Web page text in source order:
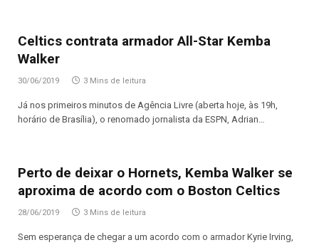
Celtics contrata armador All-Star Kemba
Walker
30/06/2019 3 Mins de leitura
Já nos primeiros minutos de Agência Livre (aberta hoje, às 19h,
horário de Brasília), o renomado jornalista da ESPN, Adrian…
Perto de deixar o Hornets, Kemba Walker se
aproxima de acordo com o Boston Celtics
28/06/2019 3 Mins de leitura
Sem esperança de chegar a um acordo com o armador Kyrie Irving,